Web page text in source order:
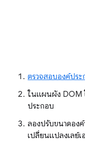
ตรวจสอบองค์ปร
ในแผนผัง DOM
ประกอบ
ลองปรับขนาดองค์
เปลี่ยนแปลงเลย์